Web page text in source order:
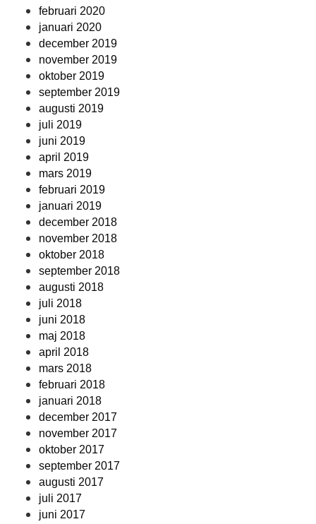
februari 2020
januari 2020
december 2019
november 2019
oktober 2019
september 2019
augusti 2019
juli 2019
juni 2019
april 2019
mars 2019
februari 2019
januari 2019
december 2018
november 2018
oktober 2018
september 2018
augusti 2018
juli 2018
juni 2018
maj 2018
april 2018
mars 2018
februari 2018
januari 2018
december 2017
november 2017
oktober 2017
september 2017
augusti 2017
juli 2017
juni 2017